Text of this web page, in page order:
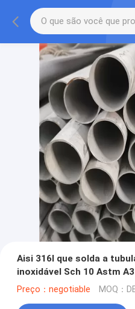
Aisi 316l que solda a
inoxidável Sch 10 Astm
Preço：negotiable MOQ：